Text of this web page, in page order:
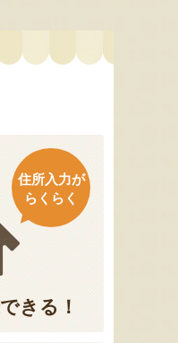
できる！
住所入力が
らくらく